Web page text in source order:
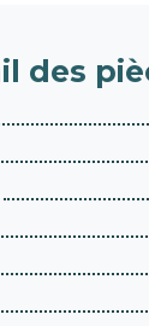
des